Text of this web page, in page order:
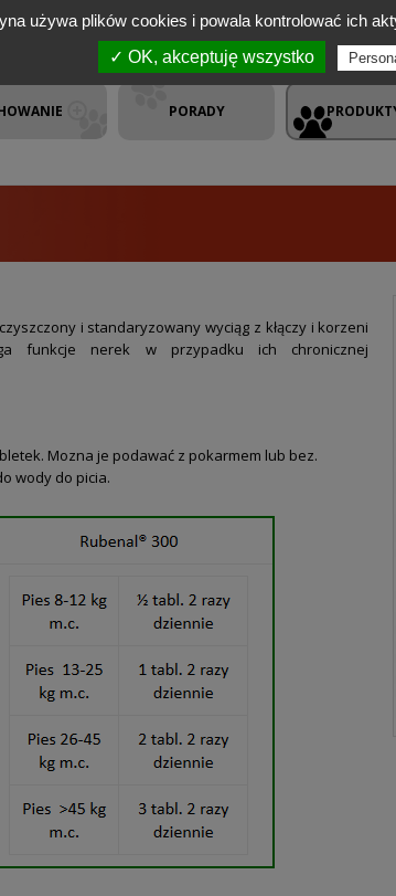
PORADY
i standaryzowany wyciąg z kłączy i korzeni
funkcje nerek w przypadku ich chronicznej
Mozna je podawać z pokarmem lub bez.
wody do picia.
używa plików cookies i powala kontrolować ich
✓ OK, akceptuję wszystko